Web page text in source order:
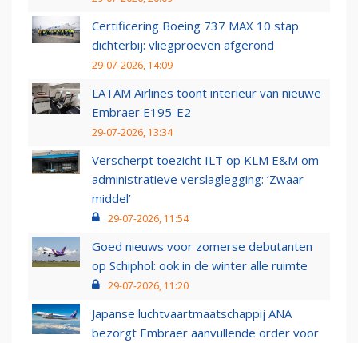
Certificering Boeing 737 MAX 10 stap
dichterbij: vliegproeven afgerond
29-07-2026, 14:09
LATAM Airlines toont interieur van nieuwe
Embraer E195-E2
29-07-2026, 13:34
Verscherpt toezicht ILT op KLM E&M om
administratieve verslaglegging: ‘Zwaar
middel’
29-07-2026, 11:54
Goed nieuws voor zomerse debutanten
op Schiphol: ook in de winter alle ruimte
29-07-2026, 11:20
Japanse luchtvaartmaatschappij ANA
bezorgt Embraer aanvullende order voor